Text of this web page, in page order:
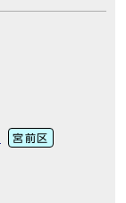
宮前区